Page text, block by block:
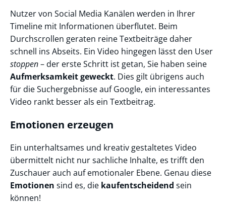
Nutzer von Social Media Kanälen werden in Ihrer
Timeline mit Informationen überflutet. Beim
Durchscrollen geraten reine Textbeiträge daher
schnell ins Abseits. Ein Video hingegen lässt den User
stoppen– der erste Schritt ist getan, Sie haben seine
Aufmerksamkeit geweckt. Dies gilt übrigens auch
für die Suchergebnisse auf Google, ein interessantes
Video rankt besser als ein Textbeitrag.
Emotionen erzeugen
Ein unterhaltsames und kreativ gestaltetes Video
übermittelt nicht nur sachliche Inhalte, es trifft den
Zuschauer auch auf emotionaler Ebene. Genau diese
Emotionen sind es, die kaufentscheidend sein
können!